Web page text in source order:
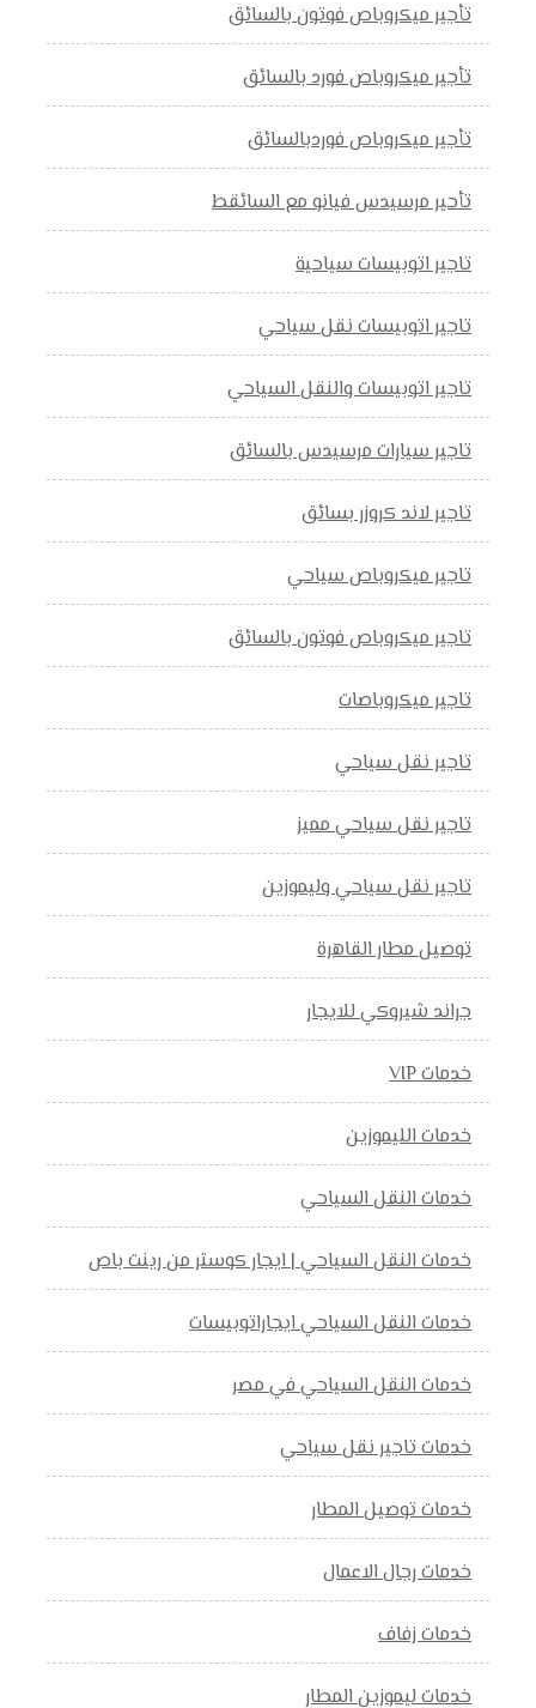
تأجير ميكروباص فوتون بالسائق
تأجير ميكروباص فورد بالسائق
تأجير ميكروباص فوردبالسائق
تأحير مرسيدس فيانو مع السائقط
تاجير اتوبيسات سياحية
تاجير اتوبيسات نقل سياحي
تاجير اتوبيسات والنقل السياحي
تاجير سيارات مرسيدس بالسائق
تاجير لاند كروزر بسائق
تاجير ميكروباص سياحي
تاجير ميكروباص فوتون بالسائق
تاجير ميكروباصات
تاجير نقل سياحي
تاجير نقل سياحي مميز
تاجير نقل سياحي وليموزين
توصيل مطار القاهرة
جراند شيروكي للايجار
خدمات VIP
خدمات الليموزين
خدمات النقل السياحي
خدمات النقل السياحي | ايجار كوستر من رينت باص
خدمات النقل السياحي ايجاراتوبيسات
خدمات النقل السياحي في مصر
خدمات تاجير نقل سياحي
خدمات توصيل المطار
خدمات رجال الاعمال
خدمات زفاف
خدمات ليموزين المطار